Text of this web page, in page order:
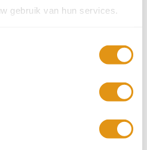
gebruik van hun services.